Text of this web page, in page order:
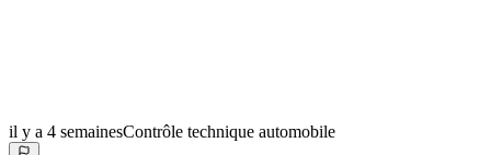
il y a 4 semainesContrôle technique automobile